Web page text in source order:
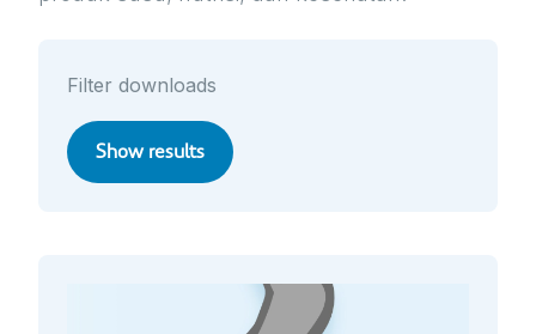
Filter downloads
Show results